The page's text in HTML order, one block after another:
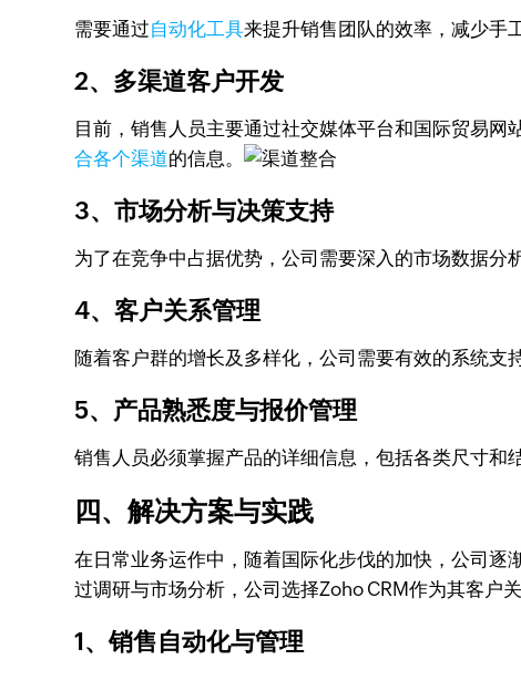
需要通过自动化工具来提升销售团队的效率，减少手
2、多渠道客户开发
目前，销售人员主要通过社交媒体平台和国际贸易
合各个渠道的信息。
3、市场分析与决策支持
为了在竞争中占据优势，公司需要深入的市场数据分
4、客户关系管理
随着客户群的增长及多样化，公司需要有效的系统支
5、产品熟悉度与报价管理
销售人员必须掌握产品的详细信息，包括各类尺寸和
四、解决方案与实践
在日常业务运作中，随着国际化步伐的加快，公司
过调研与市场分析，公司选择Zoho CRM作为其客户
1、销售自动化与管理